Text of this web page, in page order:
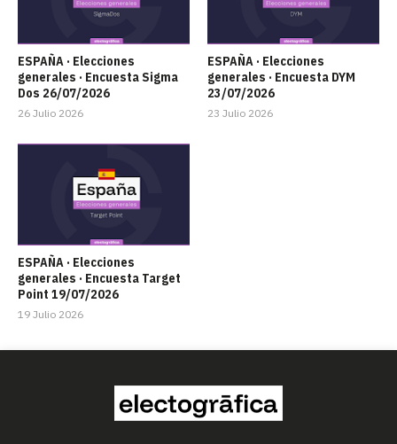
ESPAÑA · Elecciones
generales · Encuesta Sigma
Dos 26/07/2026
26 Julio 2026
ESPAÑA · Elecciones
generales · Encuesta DYM
23/07/2026
23 Julio 2026
ESPAÑA · Elecciones
generales · Encuesta Target
Point 19/07/2026
19 Julio 2026